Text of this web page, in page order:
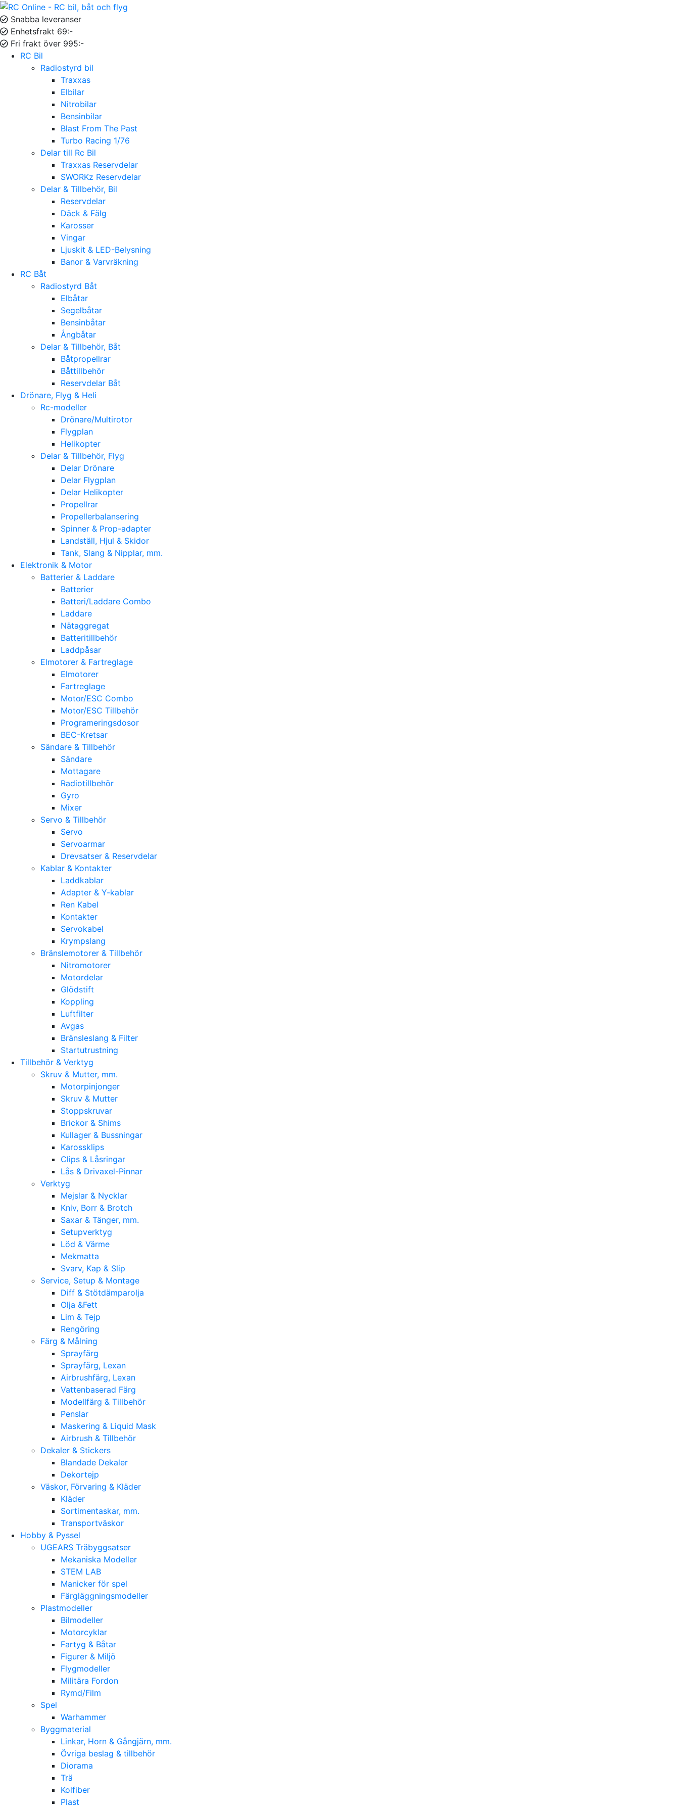
Snabba leveranser
Enhetsfrakt 69:-
Fri frakt över 995:-
RC Bil
Radiostyrd bil
Traxxas
Elbilar
Nitrobilar
Bensinbilar
Blast From The Past
Turbo Racing 1/76
Delar till Rc Bil
Traxxas Reservdelar
SWORKz Reservdelar
Delar & Tillbehör, Bil
Reservdelar
Däck & Fälg
Karosser
Vingar
Ljuskit & LED-Belysning
Banor & Varvräkning
RC Båt
Radiostyrd Båt
Elbåtar
Segelbåtar
Bensinbåtar
Ångbåtar
Delar & Tillbehör, Båt
Båtpropellrar
Båttillbehör
Reservdelar Båt
Drönare, Flyg & Heli
Rc-modeller
Drönare/Multirotor
Flygplan
Helikopter
Delar & Tillbehör, Flyg
Delar Drönare
Delar Flygplan
Delar Helikopter
Propellrar
Propellerbalansering
Spinner & Prop-adapter
Landställ, Hjul & Skidor
Tank, Slang & Nipplar, mm.
Elektronik & Motor
Batterier & Laddare
Batterier
Batteri/Laddare Combo
Laddare
Nätaggregat
Batteritillbehör
Laddpåsar
Elmotorer & Fartreglage
Elmotorer
Fartreglage
Motor/ESC Combo
Motor/ESC Tillbehör
Programeringsdosor
BEC-Kretsar
Sändare & Tillbehör
Sändare
Mottagare
Radiotillbehör
Gyro
Mixer
Servo & Tillbehör
Servo
Servoarmar
Drevsatser & Reservdelar
Kablar & Kontakter
Laddkablar
Adapter & Y-kablar
Ren Kabel
Kontakter
Servokabel
Krympslang
Bränslemotorer & Tillbehör
Nitromotorer
Motordelar
Glödstift
Koppling
Luftfilter
Avgas
Bränsleslang & Filter
Startutrustning
Tillbehör & Verktyg
Skruv & Mutter, mm.
Motorpinjonger
Skruv & Mutter
Stoppskruvar
Brickor & Shims
Kullager & Bussningar
Karossklips
Clips & Låsringar
Lås & Drivaxel-Pinnar
Verktyg
Mejslar & Nycklar
Kniv, Borr & Brotch
Saxar & Tänger, mm.
Setupverktyg
Löd & Värme
Mekmatta
Svarv, Kap & Slip
Service, Setup & Montage
Diff & Stötdämparolja
Olja &Fett
Lim & Tejp
Rengöring
Färg & Målning
Sprayfärg
Sprayfärg, Lexan
Airbrushfärg, Lexan
Vattenbaserad Färg
Modellfärg & Tillbehör
Penslar
Maskering & Liquid Mask
Airbrush & Tillbehör
Dekaler & Stickers
Blandade Dekaler
Dekortejp
Väskor, Förvaring & Kläder
Kläder
Sortimentaskar, mm.
Transportväskor
Hobby & Pyssel
UGEARS Träbyggsatser
Mekaniska Modeller
STEM LAB
Manicker för spel
Färgläggningsmodeller
Plastmodeller
Bilmodeller
Motorcyklar
Fartyg & Båtar
Figurer & Miljö
Flygmodeller
Militära Fordon
Rymd/Film
Spel
Warhammer
Byggmaterial
Linkar, Horn & Gångjärn, mm.
Övriga beslag & tillbehör
Diorama
Trä
Kolfiber
Plast